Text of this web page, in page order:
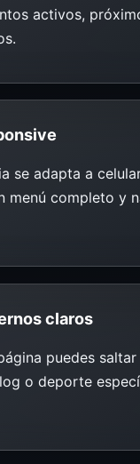
activos,
se adapta a
menú completo y
claros
puedes
o deporte